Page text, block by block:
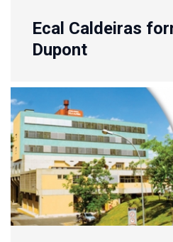
Ecal Caldeiras
Dupont